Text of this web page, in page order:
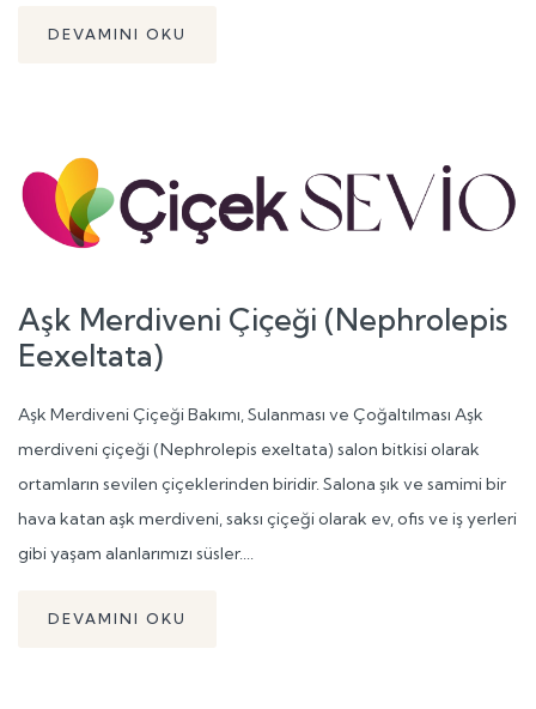
DEVAMINI OKU
Aşk Merdiveni Çiçeği (Nephrolepis
Eexeltata)
Aşk Merdiveni Çiçeği Bakımı, Sulanması ve Çoğaltılması Aşk
merdiveni çiçeği (Nephrolepis exeltata) salon bitkisi olarak
ortamların sevilen çiçeklerinden biridir. Salona şık ve samimi bir
hava katan aşk merdiveni, saksı çiçeği olarak ev, ofis ve iş yerleri
gibi yaşam alanlarımızı süsler....
DEVAMINI OKU